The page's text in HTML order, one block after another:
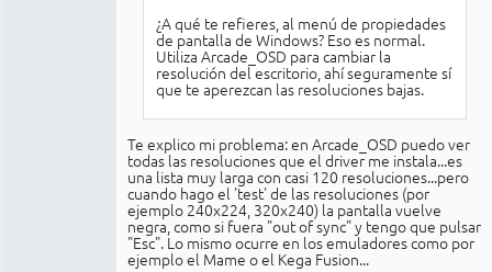
¿A qué te refieres, al menú de propiedades
de pantalla de Windows? Eso es normal.
Utiliza Arcade_OSD para cambiar la
resolución del escritorio, ahí seguramente sí
que te aperezcan las resoluciones bajas.
Te explico mi problema: en Arcade_OSD puedo ver
todas las resoluciones que el driver me instala...es
una lista muy larga con casi 120 resoluciones...pero
cuando hago el 'test' de las resoluciones (por
ejemplo 240x224, 320x240) la pantalla vuelve
negra, como si fuera "out of sync" y tengo que pulsar
"Esc". Lo mismo ocurre en los emuladores como por
ejemplo el Mame o el Kega Fusion...